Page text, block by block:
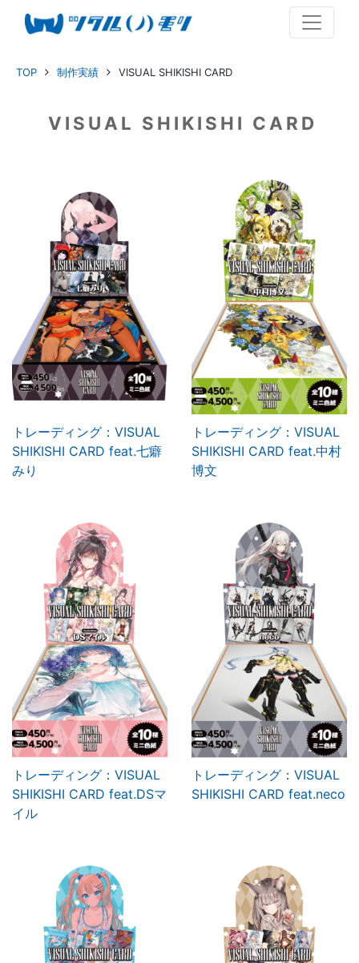
TOP 制作実績 VISUAL SHIKISHI CARD
VISUAL SHIKISHI CARD
トレーディング：VISUAL
SHIKISHI CARD feat.七癖
みり
トレーディング：VISUAL
SHIKISHI CARD feat.中村
博文
トレーディング：VISUAL
SHIKISHI CARD feat.DSマ
イル
トレーディング：VISUAL
SHIKISHI CARD feat.neco